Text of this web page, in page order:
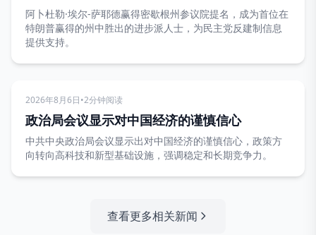
阿卜杜勒·埃尔-萨耶德赢得密歇根州参议院提名，成为首位在
特朗普赢得的州中胜出的进步派人士，为民主党反建制信息
提供支持。
2026年8月6日•2分钟阅读
政治局会议显示对中国经济的谨慎信心
中共中央政治局会议显示出对中国经济的谨慎信心，政策方
向转向高科技和新型基础设施，强调稳定和长期竞争力。
查看更多相关新闻